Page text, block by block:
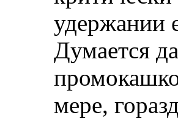
удержании
Думается
мере,